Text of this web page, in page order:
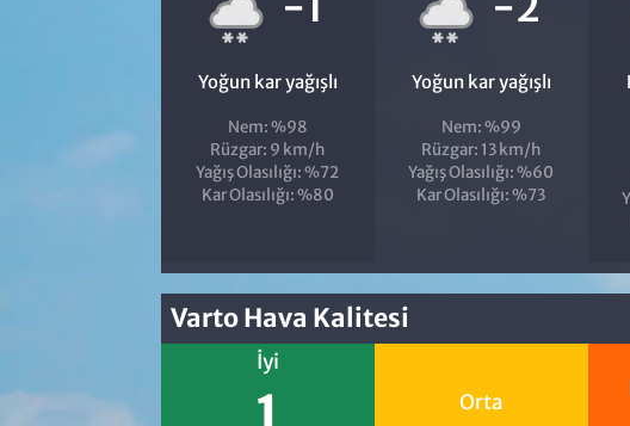
Yoğun kar yağışlı
Nem: %98
Rüzgar: 9 km/h
Yağış Olasılığı: %72
Kar Olasılığı: %80
Yoğun kar yağışlı
Nem: %99
Rüzgar: 13 km/h
Yağış Olasılığı: %60
Kar Olasılığı: %73
Varto Hava Kalitesi
İyi
Orta